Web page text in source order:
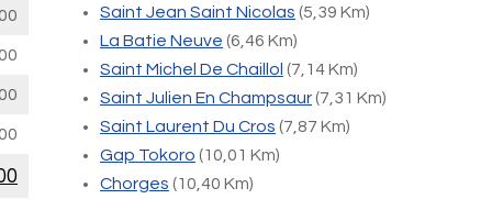
Saint Jean Saint Nicolas (5,39 Km)
La Batie Neuve (6,46 Km)
Saint Michel De Chaillol (7,14 Km)
Saint Julien En Champsaur(7,31 Km)
Saint Laurent Du Cros (7,87 Km)
Gap Tokoro (10,01 Km)
Chorges (10,40 Km)